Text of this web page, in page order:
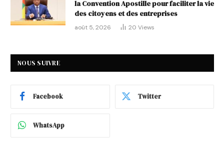
la Convention Apostille pour faciliter la vie
des citoyens et des entreprises
août 5, 2026 20 Views
NOUS SUIVRE
Facebook Twitter
WhatsApp